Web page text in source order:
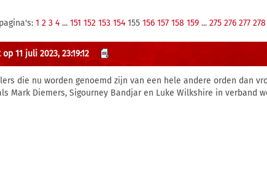
1 2 3 4 ... 151 152 153 154 155 156 157 158 159 ... 275 276 277 278
11 juli 2023, 23:19:12
die nu worden genoemd zijn van een hele andere orden dan
Mark Diemers, Sigourney Bandjar en Luke Wilkshire in verband